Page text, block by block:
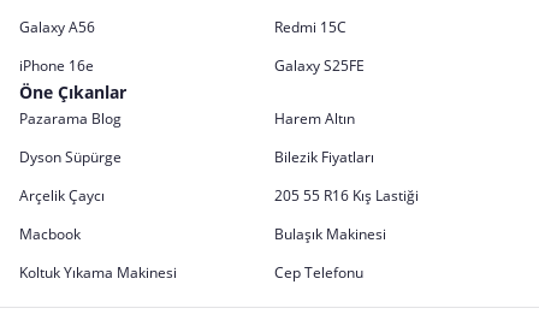
Galaxy A56
Redmi 15C
iPhone 16e
Galaxy S25FE
Öne Çıkanlar
Pazarama Blog
Harem Altın
Dyson Süpürge
Bilezik Fiyatları
Arçelik Çaycı
205 55 R16 Kış Lastiği
Macbook
Bulaşık Makinesi
Koltuk Yıkama Makinesi
Cep Telefonu